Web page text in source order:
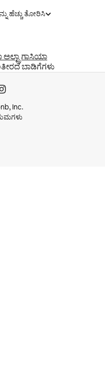
ಹೆಚ್ಚು ತೋರಿಸಿ
ಅಲ್ಟ್ರಾಗಾಸಿಯಾ
ಬಾಡಿಗೆಗಳು
Inc.